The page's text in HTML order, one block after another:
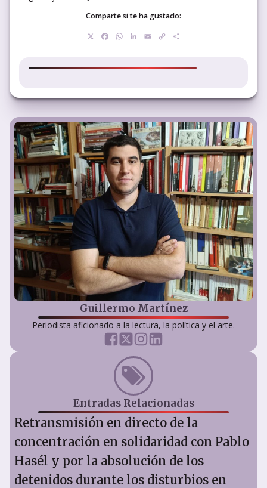
Comparte si te ha gustado:
Facebook
WhatsApp
LinkedIn
EmailCopy
Guillermo Martínez
Periodista aficionado a la lectura, la política y el arte.
Entradas Relacionadas
Retransmisión en directo de la
concentración en solidaridad con Pablo
Hasél y por la absolución de los
detenidos durante los disturbios en